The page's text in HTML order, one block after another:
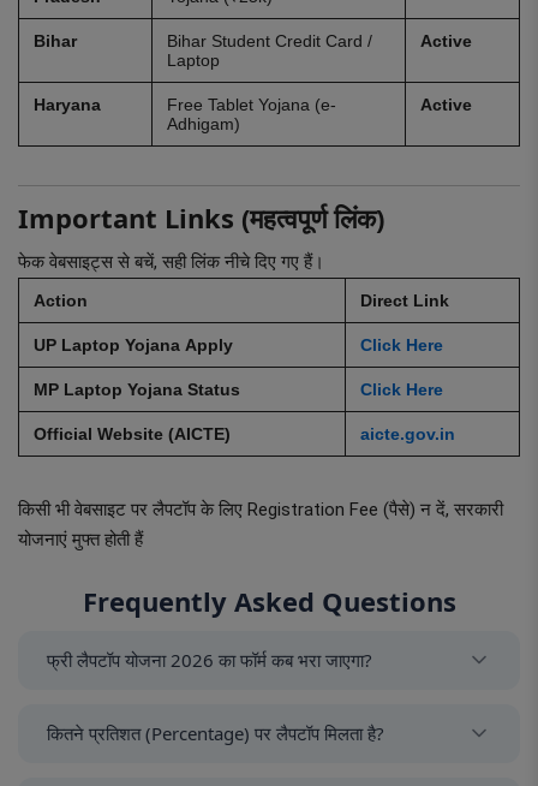
Bihar
Bihar Student Credit Card /
Laptop
Active
Haryana
Free Tablet Yojana (e-
Adhigam)
Active
Important Links (महत्वपूर्ण लिंक)
फेक वेबसाइट्स से बचें, सही लिंक नीचे दिए गए हैं।
Action Direct Link
UP Laptop Yojana Apply Click Here
MP Laptop Yojana Status Click Here
Official Website (AICTE) aicte.gov.in
किसी भी वेबसाइट पर लैपटॉप के लिए Registration Fee (पैसे) न दें, सरकारी
योजनाएं मुफ्त होती हैं
Frequently Asked Questions
फ्री लैपटॉप योजना 2026 का फॉर्म कब भरा जाएगा?
अधिकांश राज्यों में बोर्ड रिजल्ट आने के बाद (मई-जून 2026) फॉर्म भरे
जाएंगे। हालांकि, यूपी और बिहार में प्रक्रिया निरंतर चलती रहती है।
कितने प्रतिशत (Percentage) पर लैपटॉप मिलता है?